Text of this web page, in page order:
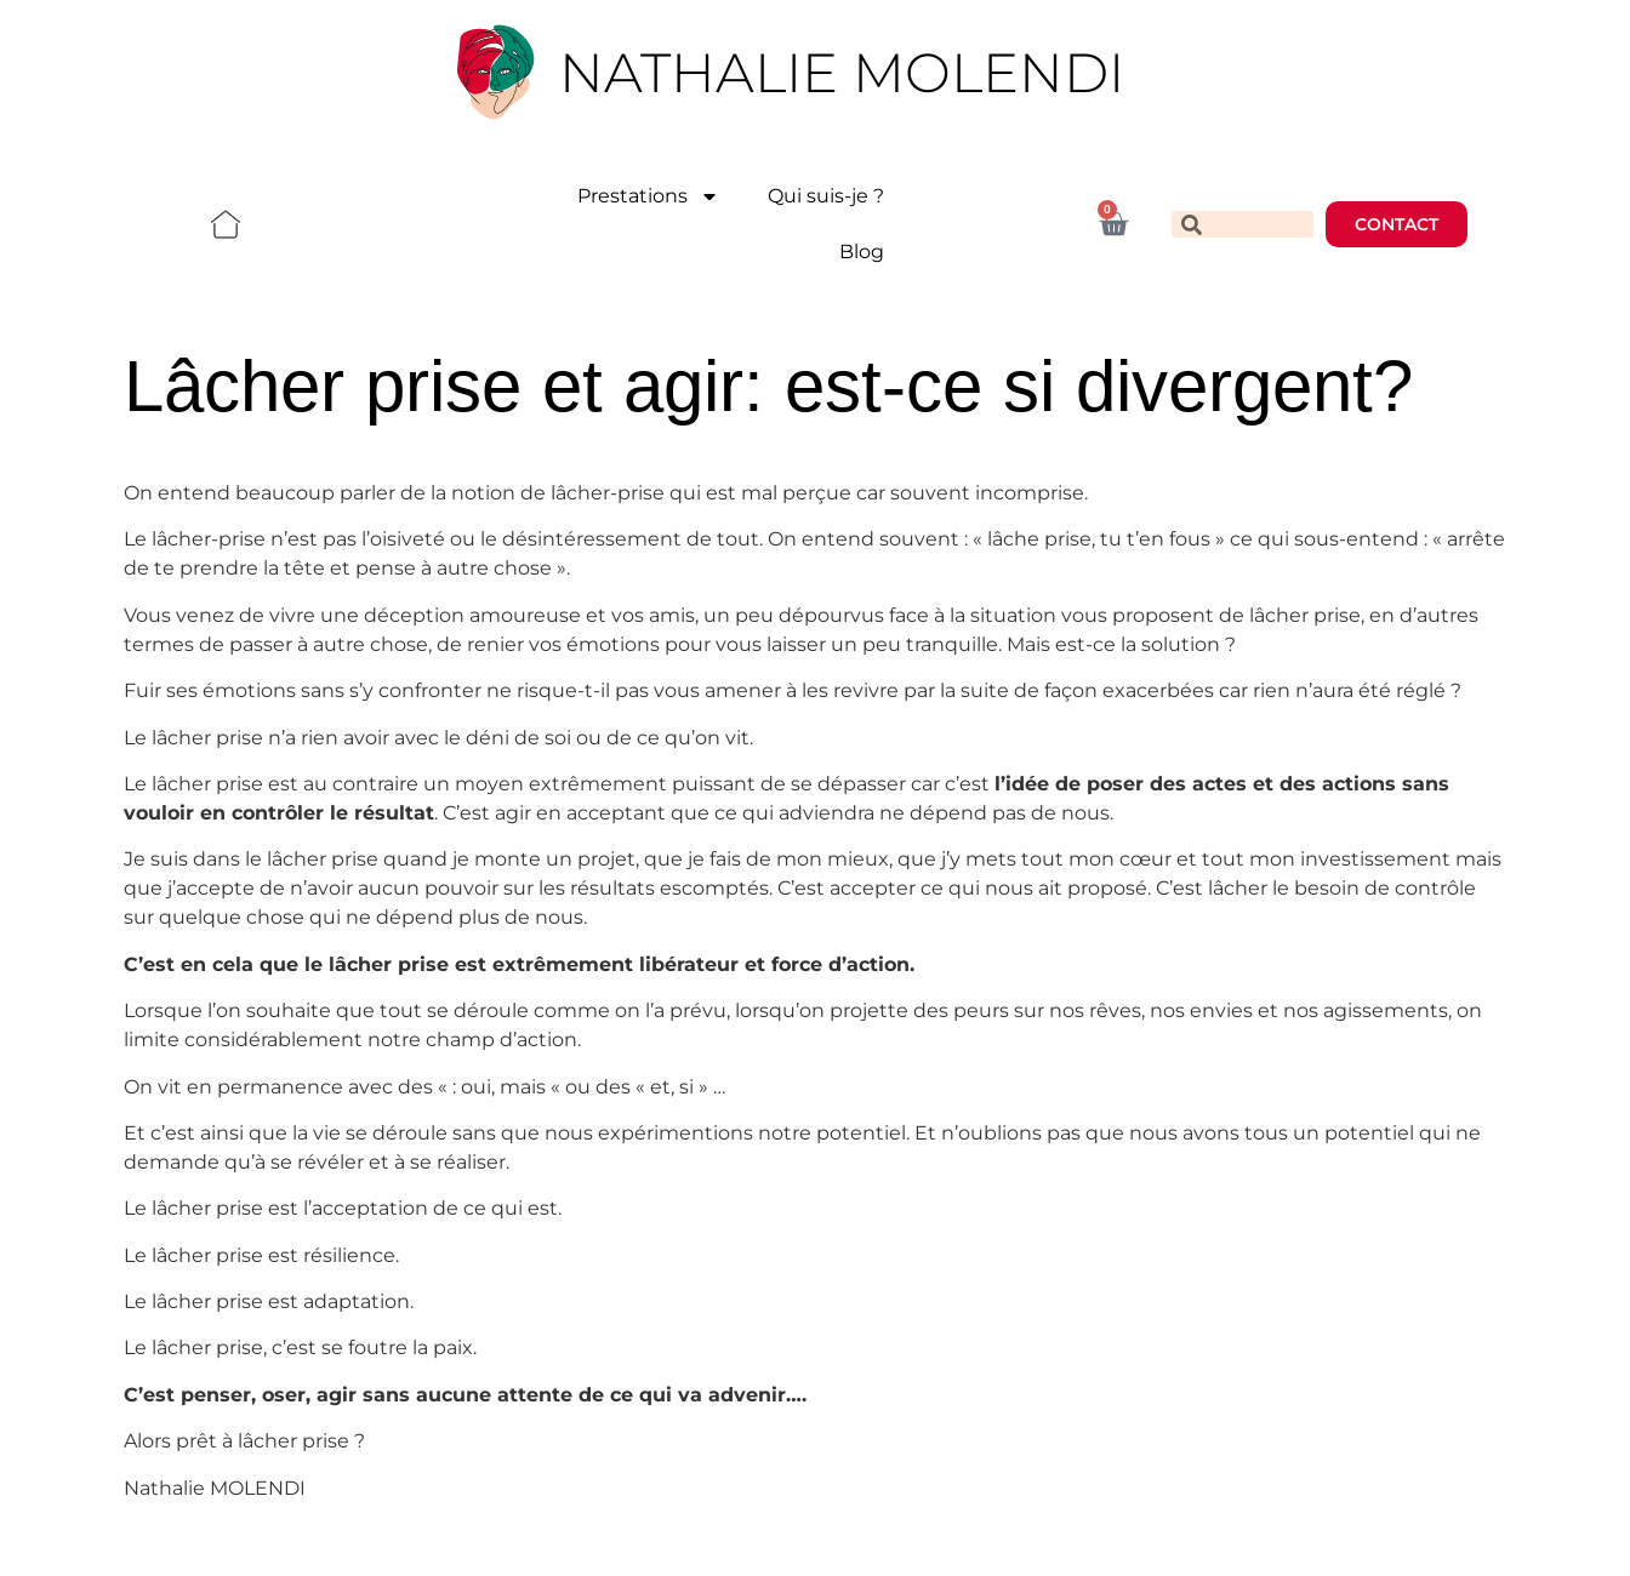
NATHALIE MOLENDI
Prestations Qui suis-je ?
Blog
0
CONTACT
Lâcher prise et agir: est-ce si divergent?
On entend beaucoup parler de la notion de lâcher-prise qui est mal perçue car souvent incomprise.
Le lâcher-prise n’est pas l’oisiveté ou le désintéressement de tout. On entend souvent : « lâche prise, tu t’en fous » ce qui sous-entend : « arrête
de te prendre la tête et pense à autre chose ».
Vous venez de vivre une déception amoureuse et vos amis, un peu dépourvus face à la situation vous proposent de lâcher prise, en d’autres
termes de passer à autre chose, de renier vos émotions pour vous laisser un peu tranquille. Mais est-ce la solution ?
Fuir ses émotions sans s’y confronter ne risque-t-il pas vous amener à les revivre par la suite de façon exacerbées car rien n’aura été réglé ?
Le lâcher prise n’a rien avoir avec le déni de soi ou de ce qu’on vit.
Le lâcher prise est au contraire un moyen extrêmement puissant de se dépasser car c’est l’idée de poser des actes et des actions sans
vouloir en contrôler le résultat. C’est agir en acceptant que ce qui adviendra ne dépend pas de nous.
Je suis dans le lâcher prise quand je monte un projet, que je fais de mon mieux, que j’y mets tout mon cœur et tout mon investissement mais
que j’accepte de n’avoir aucun pouvoir sur les résultats escomptés. C’est accepter ce qui nous ait proposé. C’est lâcher le besoin de contrôle
sur quelque chose qui ne dépend plus de nous.
C’est en cela que le lâcher prise est extrêmement libérateur et force d’action.
Lorsque l’on souhaite que tout se déroule comme on l’a prévu, lorsqu’on projette des peurs sur nos rêves, nos envies et nos agissements, on
limite considérablement notre champ d’action.
On vit en permanence avec des « : oui, mais « ou des « et, si » …
Et c’est ainsi que la vie se déroule sans que nous expérimentions notre potentiel. Et n’oublions pas que nous avons tous un potentiel qui ne
demande qu’à se révéler et à se réaliser.
Le lâcher prise est l’acceptation de ce qui est.
Le lâcher prise est résilience.
Le lâcher prise est adaptation.
Le lâcher prise, c’est se foutre la paix.
C’est penser, oser, agir sans aucune attente de ce qui va advenir….
Alors prêt à lâcher prise ?
Nathalie MOLENDI